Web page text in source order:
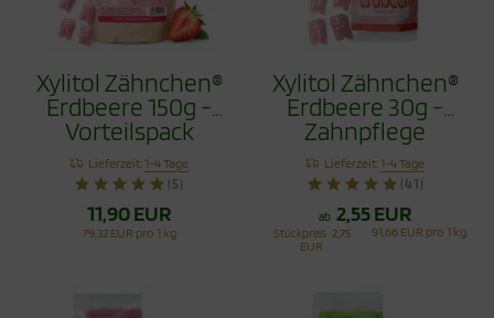
Xylitol Zähnchen®
Erdbeere 150g -
Vorteilspack
Lieferzeit:1-4 Tage
(5)
11,90 EUR
79,32 EUR pro 1 kg
Xylitol Zähnchen®
Erdbeere 30g -
Zahnpflege
Bonbons
Lieferzeit:1-4 Tage
(41)
ab 2,55 EUR
Stückpreis 2,75
EUR
91,66 EUR pro 1 kg